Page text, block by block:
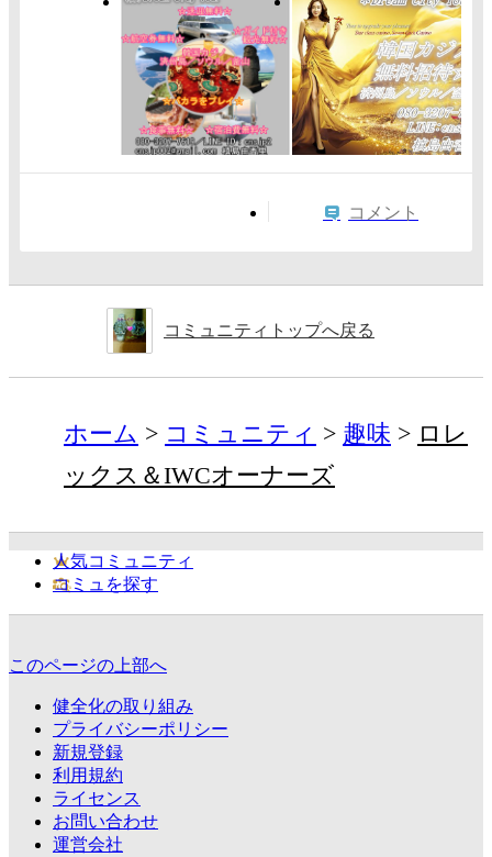
コメント
コミュニティトップへ戻る
ホーム コミュニティ 趣味
ロレ
ックス＆IWCオーナーズ
人気コミュニティ
コミュを探す
このページの上部へ
健全化の取り組み
プライバシーポリシー
新規登録
利用規約
ライセンス
お問い合わせ
運営会社